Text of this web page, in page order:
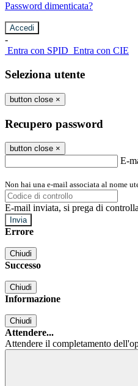
Password dimenticata?
-
Entra con SPID Entra con CIE
Seleziona utente
button close ×
Recupero password
button close ×
E-
Non hai una e-mail associata al nome
E-mail inviata, si prega di
Errore
Chiudi
Successo
Chiudi
Informazione
Chiudi
Attendere...
Attendere il completamento